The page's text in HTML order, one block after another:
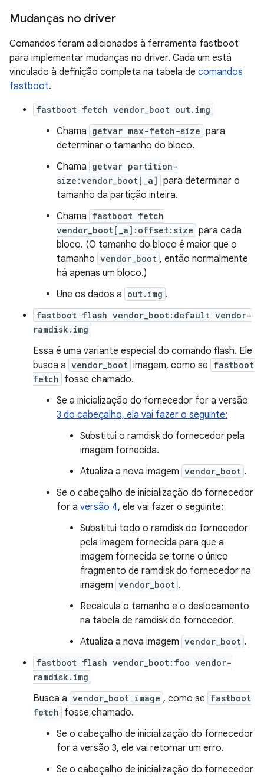
Mudanças no driver
Comandos foram adicionados à ferramenta fastboot
para implementar mudanças no driver. Cada um está
vinculado à definição completa na tabela de comandos
fastboot.
fastboot fetch vendor_boot out.img
Chama getvar max-fetch-size para
determinar o tamanho do bloco.
Chama getvar partition-
size:vendor_boot[_a] para determinar o
tamanho da partição inteira.
Chama fastboot fetch
vendor_boot[_a]:offset:size para cada
bloco. (O tamanho do bloco é maior que o
tamanho vendor_boot , então normalmente
há apenas um bloco.)
Une os dados a out.img .
fastboot flash vendor_boot:default vendor-
ramdisk.img
Essa é uma variante especial do comando flash. Ele
busca a vendor_boot imagem, como se fastboot
fetch fosse chamado.
Se a inicialização do fornecedor for a versão
3 do cabeçalho, ela vai fazer o seguinte:
Substitui o ramdisk do fornecedor pela
imagem fornecida.
Atualiza a nova imagem vendor_boot .
Se o cabeçalho de inicialização do fornecedor
for a versão 4, ele vai fazer o seguinte:
Substitui todo o ramdisk do fornecedor
pela imagem fornecida para que a
imagem fornecida se torne o único
fragmento de ramdisk do fornecedor na
imagem vendor_boot .
Recalcula o tamanho e o deslocamento
na tabela de ramdisk do fornecedor.
Atualiza a nova imagem vendor_boot .
fastboot flash vendor_boot:foo vendor-
ramdisk.img
Busca a vendor_boot image , como se fastboot
fetch fosse chamado.
Se o cabeçalho de inicialização do fornecedor
for a versão 3, ele vai retornar um erro.
Se o cabeçalho de inicialização do fornecedor